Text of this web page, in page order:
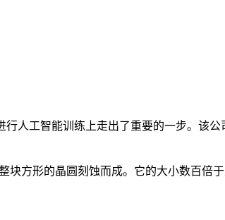
人工智能训练上走出了重要的一步。该
方形的晶圆刻蚀而成。它的大小数百倍